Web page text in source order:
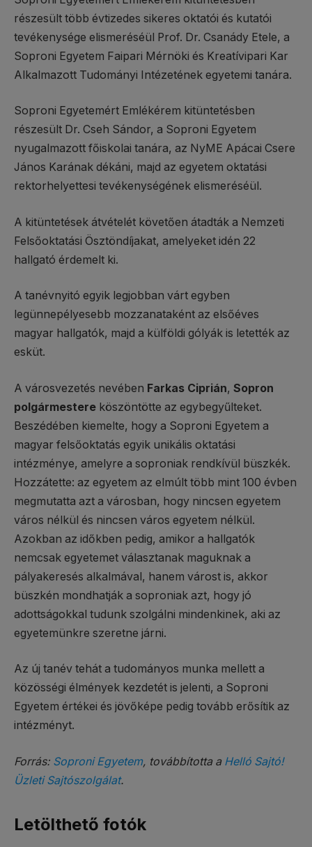
részesült több évtizedes sikeres oktatói és kutatói
tevékenysége elismeréséül Prof. Dr. Csanády Etele, a
Soproni Egyetem Faipari Mérnöki és Kreatívipari Kar
Alkalmazott Tudományi Intézetének egyetemi tanára.
Soproni Egyetemért Emlékérem kitüntetésben
részesült Dr. Cseh Sándor, a Soproni Egyetem
nyugalmazott főiskolai tanára, az NyME Apácai Csere
János Karának dékáni, majd az egyetem oktatási
rektorhelyettesi tevékenységének elismeréséül.
A kitüntetések átvételét követően átadták a Nemzeti
Felsőoktatási Ösztöndíjakat, amelyeket idén 22
hallgató érdemelt ki.
A tanévnyitó egyik legjobban várt egyben
legünnepélyesebb mozzanataként az elsőéves
magyar hallgatók, majd a külföldi gólyák is letették az
esküt.
A városvezetés nevében Farkas Ciprián, Sopron
polgármestere köszöntötte az egybegyűlteket.
Beszédében kiemelte, hogy a Soproni Egyetem a
magyar felsőoktatás egyik unikális oktatási
intézménye, amelyre a soproniak rendkívül büszkék.
Hozzátette: az egyetem az elmúlt több mint 100 évben
megmutatta azt a városban, hogy nincsen egyetem
város nélkül és nincsen város egyetem nélkül.
Azokban az időkben pedig, amikor a hallgatók
nemcsak egyetemet választanak maguknak a
pályakeresés alkalmával, hanem várost is, akkor
büszkén mondhatják a soproniak azt, hogy jó
adottságokkal tudunk szolgálni mindenkinek, aki az
egyetemünkre szeretne járni.
Az új tanév tehát a tudományos munka mellett a
közösségi élmények kezdetét is jelenti, a Soproni
Egyetem értékei és jövőképe pedig tovább erősítik az
intézményt.
Forrás: Soproni Egyetem, továbbította a Helló Sajtó!
Üzleti Sajtószolgálat.
Letölthető fotók